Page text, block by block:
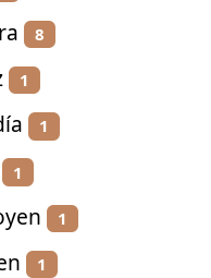
8
1
1
1
1
1